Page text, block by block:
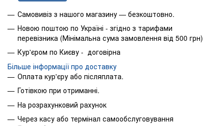
Самовивіз з нашого магазину — безкоштовно.
Новою поштою по Україні - згідно з тарифами
перевізника (Мінімальна сума замовлення від 500 грн)
Кур'єром по Києву - договірна
Більше інформації про доставку
Оплата кур'єру або післяплата.
Готівкою при отриманні.
На розрахунковий рахунок
Через касу або термінал самообслуговування